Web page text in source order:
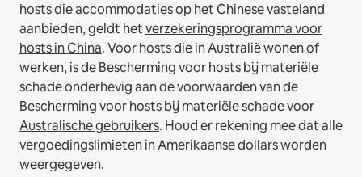
hosts die accommodaties op het Chinese vasteland
aanbieden, geldt hetverzekeringsprogramma voor
hosts in China.Voor hosts die in Australië wonen of
werken, is de Bescherming voor hosts bij materiële
schade onderhevig aan de voorwaarden van de
Bescherming voor hosts bij materiële schade voor
Australische gebruikers. Houd er rekening mee dat alle
vergoedingslimieten in Amerikaanse dollars worden
weergegeven.